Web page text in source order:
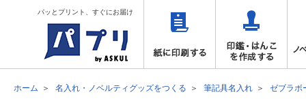
パッとプリント、すぐにお届け
ホーム 名入れ・ノベルティグッズをつくる 筆記具名入れ ゼブラボ